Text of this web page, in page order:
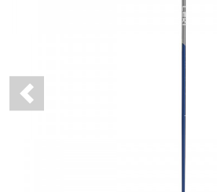
Previous